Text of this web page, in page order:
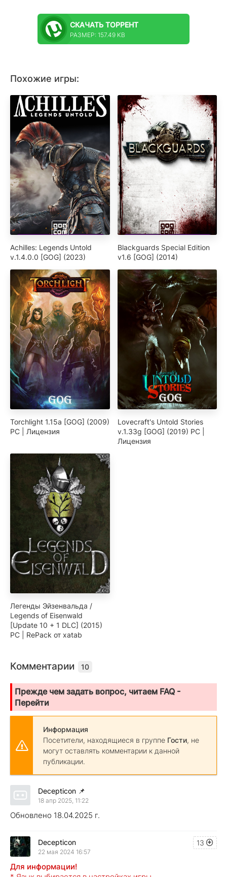
СКАЧАТЬ ТОРРЕНТ
РАЗМЕР: 157.49 KB
Похожие игры:
Achilles: Legends Untold
v.1.4.0.0 [GOG] (2023)
Blackguards Special Edition
v1.6 [GOG] (2014)
Torchlight 1.15a [GOG] (2009)
PC | Лицензия
Lovecraft's Untold Stories
v.1.33g [GOG] (2019) PC |
Лицензия
Легенды Эйзенвальда /
Legends of Eisenwald
[Update 10 + 1 DLC] (2015)
PC | RePack от xatab
Комментарии 10
Прежде чем задать вопрос, читаем FAQ -
Перейти
Информация
Посетители, находящиеся в группе Гости, не
могут оставлять комментарии к данной
публикации.
Decepticon 📌
18 апр 2025, 11:22
Обновлено 18.04.2025 г.
13
Decepticon
22 мая 2024 16:57
Для информации!